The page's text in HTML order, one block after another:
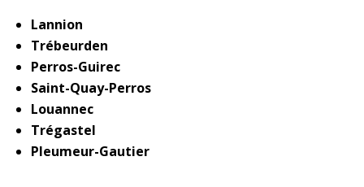
Lannion
Trébeurden
Perros-Guirec
Saint-Quay-Perros
Louannec
Trégastel
Pleumeur-Gautier